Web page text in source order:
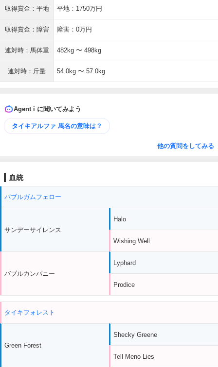
収得賞金：平地 平地：1750万円
収得賞金：障害 障害：0万円
連対時：馬体重 482kg 〜 498kg
連対時：斤量 54.0kg 〜 57.0kg
Agent i に聞いてみよう
タイキアルファ 馬名の意味は？
他の質問をしてみる
血統
バブルガムフェロー
サンデーサイレンス
バブルカンパニー
Halo
Wishing Well
Lyphard
Prodice
タイキフォレスト
Green Forest
Shecky Greene
Tell Meno Lies